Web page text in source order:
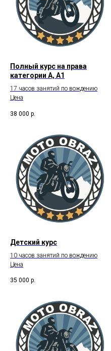
Полный курс на права
категории А, А1
17 часов занятий по вождению
Цена
38 000 р.
Детский курс
10 часов занятий по вождению
Цена
35 000 р.